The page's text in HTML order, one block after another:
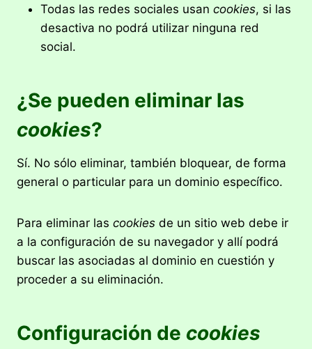
Todas las redes sociales usan cookies, si las
desactiva no podrá utilizar ninguna red
social.
¿Se pueden eliminar las
cookies?
Sí. No sólo eliminar, también bloquear, de forma
general o particular para un dominio específico.
Para eliminar las cookies de un sitio web debe ir
a la configuración de su navegador y allí podrá
buscar las asociadas al dominio en cuestión y
proceder a su eliminación.
Configuración de cookies